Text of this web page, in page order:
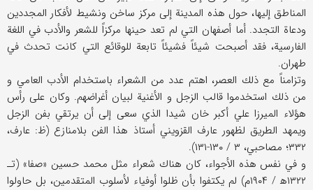
المناطق إليها، حول هذه المدينة إلى مركز ساخن ونشيط لأفكار المجددين
ودعاة التجدد. أما أصفهان التي لم تعد حينها مركزاً للشعر والأدب في اللغة
الفارسية، فقد أصبحت شيئاً فشيئاً تابعة للوقائع التي كانت تحدث في
طهران.
وتزامناً مع ذلك العصر، اهتم عدد من الشعراء باستخدام الأدب العامي و
من ذلك استخدموا قالب الزجل و الأغنية لبيان أغراضهم. وكان على رأس
هؤلاء الميرزا علي أكبر خان شيدا الذي سعى إلى أن يرتقي بفن الزجل
ويمهد الطريق لظهور عارف القزويني أستاذ هذا الفن بلامنازع (ظ: عارف،
۳۳۲؛ مصاحبي، ۳ / ۱۳۰-۱۳۱).
و في نفس هذه الأجواء، كان هناك شعراء مثل محمد حسين «صفا» (تـ
۱۳۲۲ه‍ / ۱۹۰۴م) لم يكتفوا بأن ظلوا أوفياء لأسلوب المتقدمين، بل حاولوا